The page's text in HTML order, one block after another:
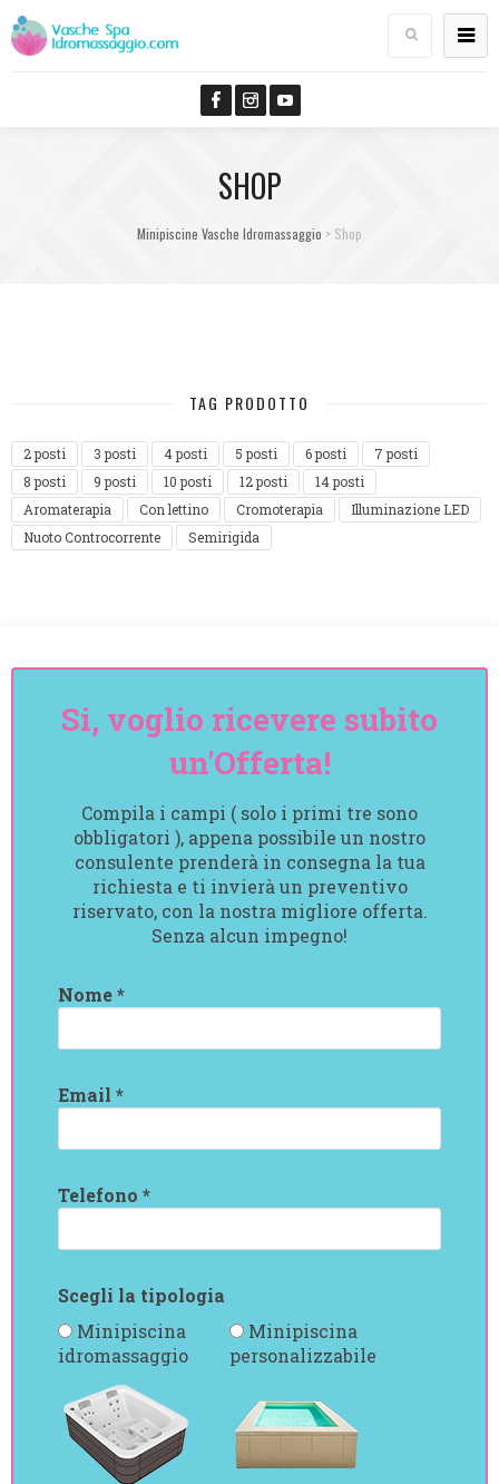
SHOP
Minipiscine Vasche Idromassaggio > Shop
TAG PRODOTTO
2 posti 3 posti 4 posti 5 posti 6 posti
7 posti
8 posti
9 posti 10 posti 12 posti
14 posti
Aromaterapia
Con lettino Cromoterapia
Illuminazione LED
Nuoto Controcorrente
Semirigida
Si, voglio ricevere subito
un'Offerta!
Compila i campi ( solo i primi tre sono
obbligatori ), appena possibile un nostro
consulente prenderà in consegna la tua
richiesta e ti invierà un preventivo
riservato, con la nostra migliore offerta.
Senza alcun impegno!
Nome *
Email *
Telefono *
Scegli la tipologia
Minipiscina
idromassaggio
Minipiscina
personalizzabile